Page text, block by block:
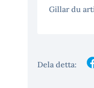
Gillar du
Dela detta: